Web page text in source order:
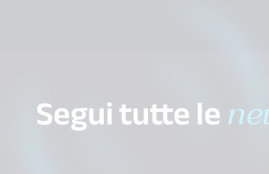
Segui tutte le